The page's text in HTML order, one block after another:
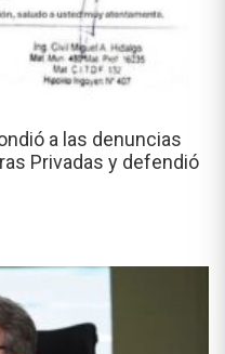
a las denuncias
Privadas y defendió